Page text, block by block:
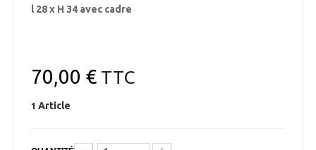
l 28 x H 34 avec cadre
70,00 €TTC
1 Article